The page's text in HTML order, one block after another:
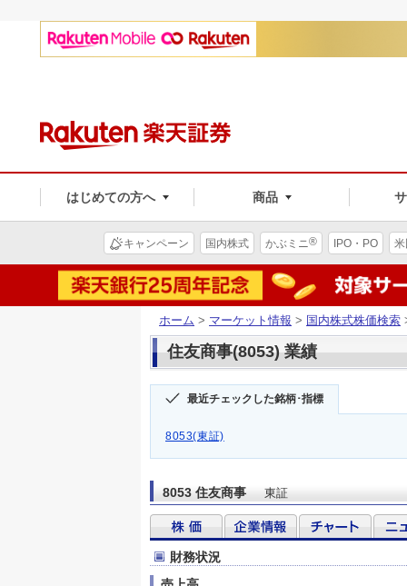
はじめての方へ 商品
キャンペーン 国内株式 かぶミニ® IPO・PO
ホーム > マーケット情報 > 国内株式株価検索
住友商事(8053) 業績
最近チェックした銘柄･指標
8053(東証)
8053 住友商事 東証